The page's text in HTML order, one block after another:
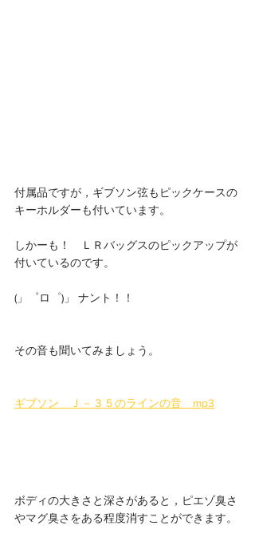
付属品ですが，ギブソン弦もピックケースの
キーホルダーも付いています。
しかーも！　ＬＲバッグスのピックアップが
付いているのです。
(」゜ロ゜)」 ナント！！
その音も聞いてみましょう。
ギブソン　Ｊ－３５のラインの音　mp3
ボディの大きさと深さがあると，ピエゾ臭さ
やマグ臭さをある程度消すことができます。